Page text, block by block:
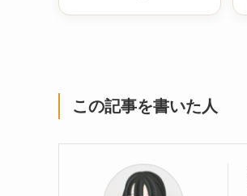
この記事を書いた人